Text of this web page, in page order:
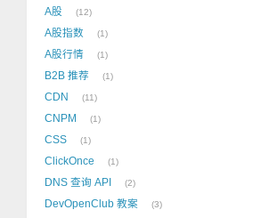
A股 12
A股指数 1
A股行情 1
B2B 推荐 1
CDN 11
CNPM 1
CSS 1
ClickOnce 1
DNS 查询 API 2
DevOpenClub 教案 3